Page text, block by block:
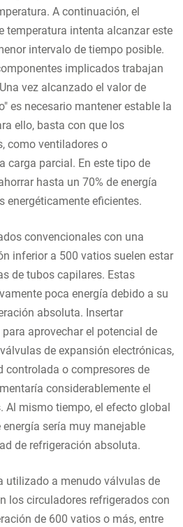
A continuación, el
temperatura intenta alcanzar este
intervalo de tiempo posible.
implicados trabajan
vez alcanzado el valor de
es necesario mantener estable la
ello, basta con que los
como ventiladores o
carga parcial. En este tipo de
hasta un 70% de energía
energéticamente eficientes.
convencionales con una
inferior a 500 vatios suelen estar
de tubos capilares. Estas
poca energía debido a su
absoluta. Insertar
aprovechar el potencial de
de expansión electrónicas,
controlada o compresores de
considerablemente el
Al mismo tiempo, el efecto global
sería muy manejable
de refrigeración absoluta.
utilizado a menudo válvulas de
los circuladores refrigerados con
de 600 vatios o más, entre